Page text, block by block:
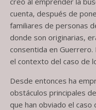
cuenta, después de
familiares de personas
donde son originarias,
consentida en Guerrero.
el contexto del caso de
Desde entonces ha
obstáculos principales
que han obviado el